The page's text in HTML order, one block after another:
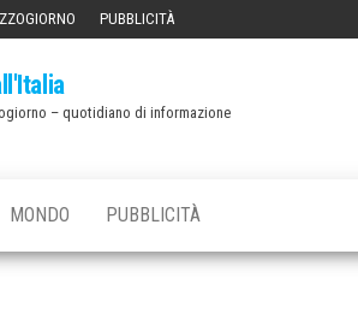
PUBBLICITÀ
– quotidiano di informazione
MONDO PUBBLICITÀ